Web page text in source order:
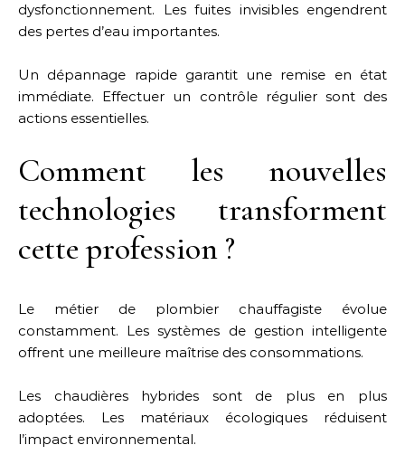
dysfonctionnement. Les fuites invisibles engendrent
des pertes d’eau importantes.
Un dépannage rapide garantit une remise en état
immédiate. Effectuer un contrôle régulier sont des
actions essentielles.
Comment les nouvelles
technologies transforment
cette profession ?
Le métier de plombier chauffagiste évolue
constamment. Les systèmes de gestion intelligente
offrent une meilleure maîtrise des consommations.
Les chaudières hybrides sont de plus en plus
adoptées. Les matériaux écologiques réduisent
l’impact environnemental.